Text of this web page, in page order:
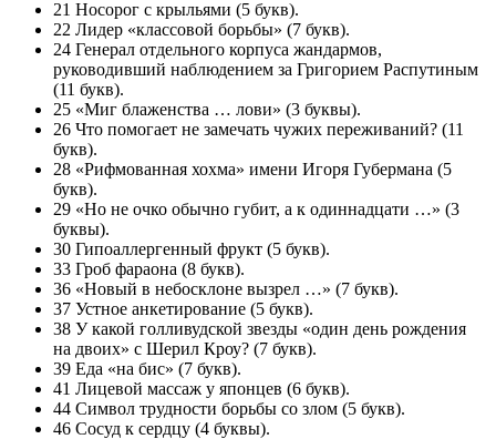
21 Носорог с крыльями (5 букв).
22 Лидер «классовой борьбы» (7 букв).
24 Генерал отдельного корпуса жандармов,
руководивший наблюдением за Григорием Распутиным
(11 букв).
25 «Миг блаженства … лови» (3 буквы).
26 Что помогает не замечать чужих переживаний? (11
букв).
28 «Рифмованная хохма» имени Игоря Губермана (5
букв).
29 «Но не очко обычно губит, а к одиннадцати …» (3
буквы).
30 Гипоаллергенный фрукт (5 букв).
33 Гроб фараона (8 букв).
36 «Новый в небосклоне вызрел …» (7 букв).
37 Устное анкетирование (5 букв).
38 У какой голливудской звезды «один день рождения
на двоих» с Шерил Кроу? (7 букв).
39 Еда «на бис» (7 букв).
41 Лицевой массаж у японцев (6 букв).
44 Символ трудности борьбы со злом (5 букв).
46 Сосуд к сердцу (4 буквы).